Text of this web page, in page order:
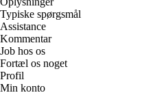
Typiske spørgsmål
Assistance
Kommentar
Job hos os
Fortæl os noget
Profil
Min konto